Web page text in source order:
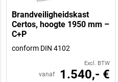
Brandveiligheidskast
Certos, hoogte 1950 mm –
C+P
conform DIN 4102
Excl. BTW
vanaf 1.540,- €